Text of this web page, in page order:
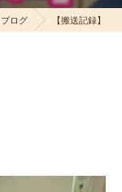
ブログ 【搬送記録】